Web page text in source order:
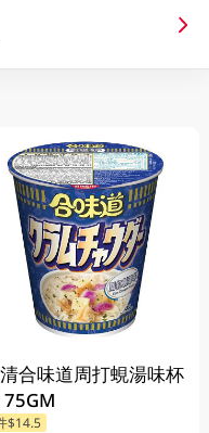
合味道周打蜆湯味杯
75GM
$14.5